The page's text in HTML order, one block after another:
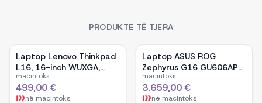
PRODUKTE TË TJERA
Laptop Lenovo Thinkpad
L16, 16-inch WUXGA,
AMD Ryzen 5 Pro-7535U,
16GB Ram DDR5, 512GB
SSD - Black
macintoks
499,00 €
në macintoks
Laptop ASUS ROG
Zephyrus G16 GU606AP-
TB039W, 16-inch OLED,
Intel Core Ultra 9 386H,
NVIDIA GeForce RTX
macintoks
3.659,00 €
në macintoks